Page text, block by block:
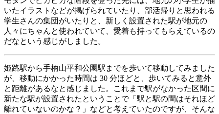
いたイラストなどが掲げられていたり、部活帰りと思われる
学生さんの集団がいたりと、新しく設置された駅が地元の
人々にちゃんと使われていて、愛着も持ってもらえているの
だなという感じがしました。
姫路駅から手柄山平和公園駅までを歩いて移動してみました
が、移動にかかった時間は 30 分ほどと、歩いてみると意外
と距離があるなと感じました。これまで駅がなかった区間に
新たな駅が設置されたということで「駅と駅の間はそれほど
離れていないのかな？」などと考えていたのですが、そんな